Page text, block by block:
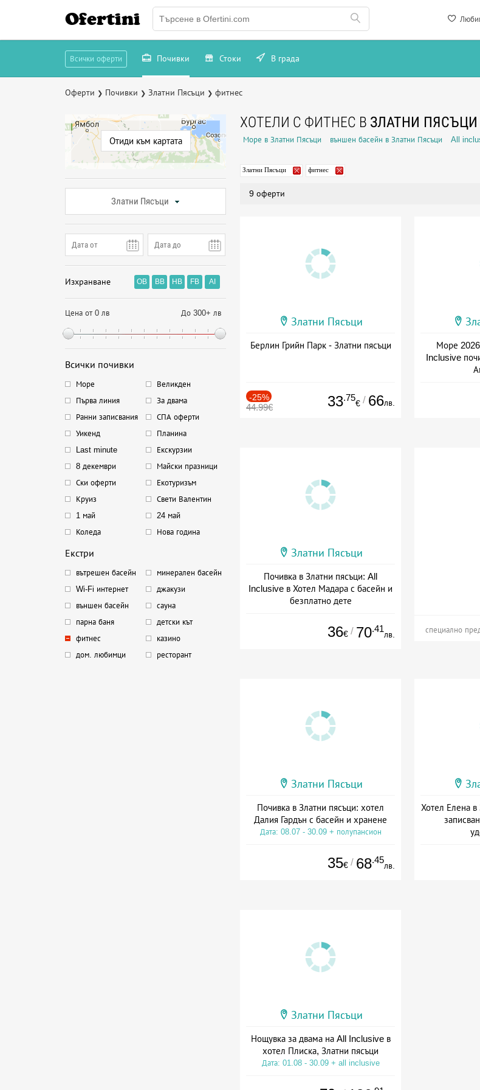
Ofertini
Всички оферти Почивки Стоки В града
Оферти ❯ Почивки ❯ Златни Пясъци ❯ фитнес
Отиди към картата
Златни Пясъци
Изхранване OB BB HB FB AI
Цена от 0 лв До 300+ лв
Всички почивки
Море
Великден
Първа линия
За двама
Ранни записвания
СПА оферти
Уикенд
Планина
Last minute
Екскурзии
8 декември
Майски празници
Ски оферти
Екотуризъм
Круиз
Свети Валентин
1 май
24 май
Коледа
Нова година
Екстри
вътрешен басейн
минерален басейн
Wi-Fi интернет
джакузи
външен басейн
сауна
парна баня
детски кът
фитнес
казино
дом. любимци
ресторант
ХОТЕЛИ С ФИТНЕС В ЗЛАТНИ ПЯСЪЦИ
Море в Златни Пясъци външен басейн в Златни Пясъци All
Златни Пясъци фитнес
9 оферти
Златни Пясъци
Берлин Грийн Парк - Златни пясъци
-25%
44.99€ 33.75
€ / 66лв.
Море 2026
Inclusive
Златни Пясъци
Почивка в Златни пясъци: All
Inclusive в Хотел Мадара с басейн и
безплатно дете
36€ / 70.41
лв. специално
Златни Пясъци
Почивка в Златни пясъци: хотел
Далия Гардън с басейн и хранене
Дата: 08.07 - 30.09 + полупансион
35€ / 68.45
лв.
Хотел Елена в
Златни Пясъци
Нощувка за двама на All Inclusive в
хотел Плиска, Златни пясъци
Дата: 01.08 - 30.09 + all inclusive